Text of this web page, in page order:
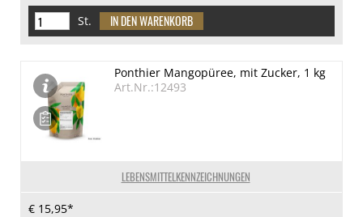
St.
LEBENSMITTELKENNZEICHNUNGEN
Ponthier Mangopüree, mit Zucker, 1 kg
Art.Nr.:12493
€ 15,95*